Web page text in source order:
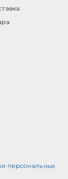
персональных